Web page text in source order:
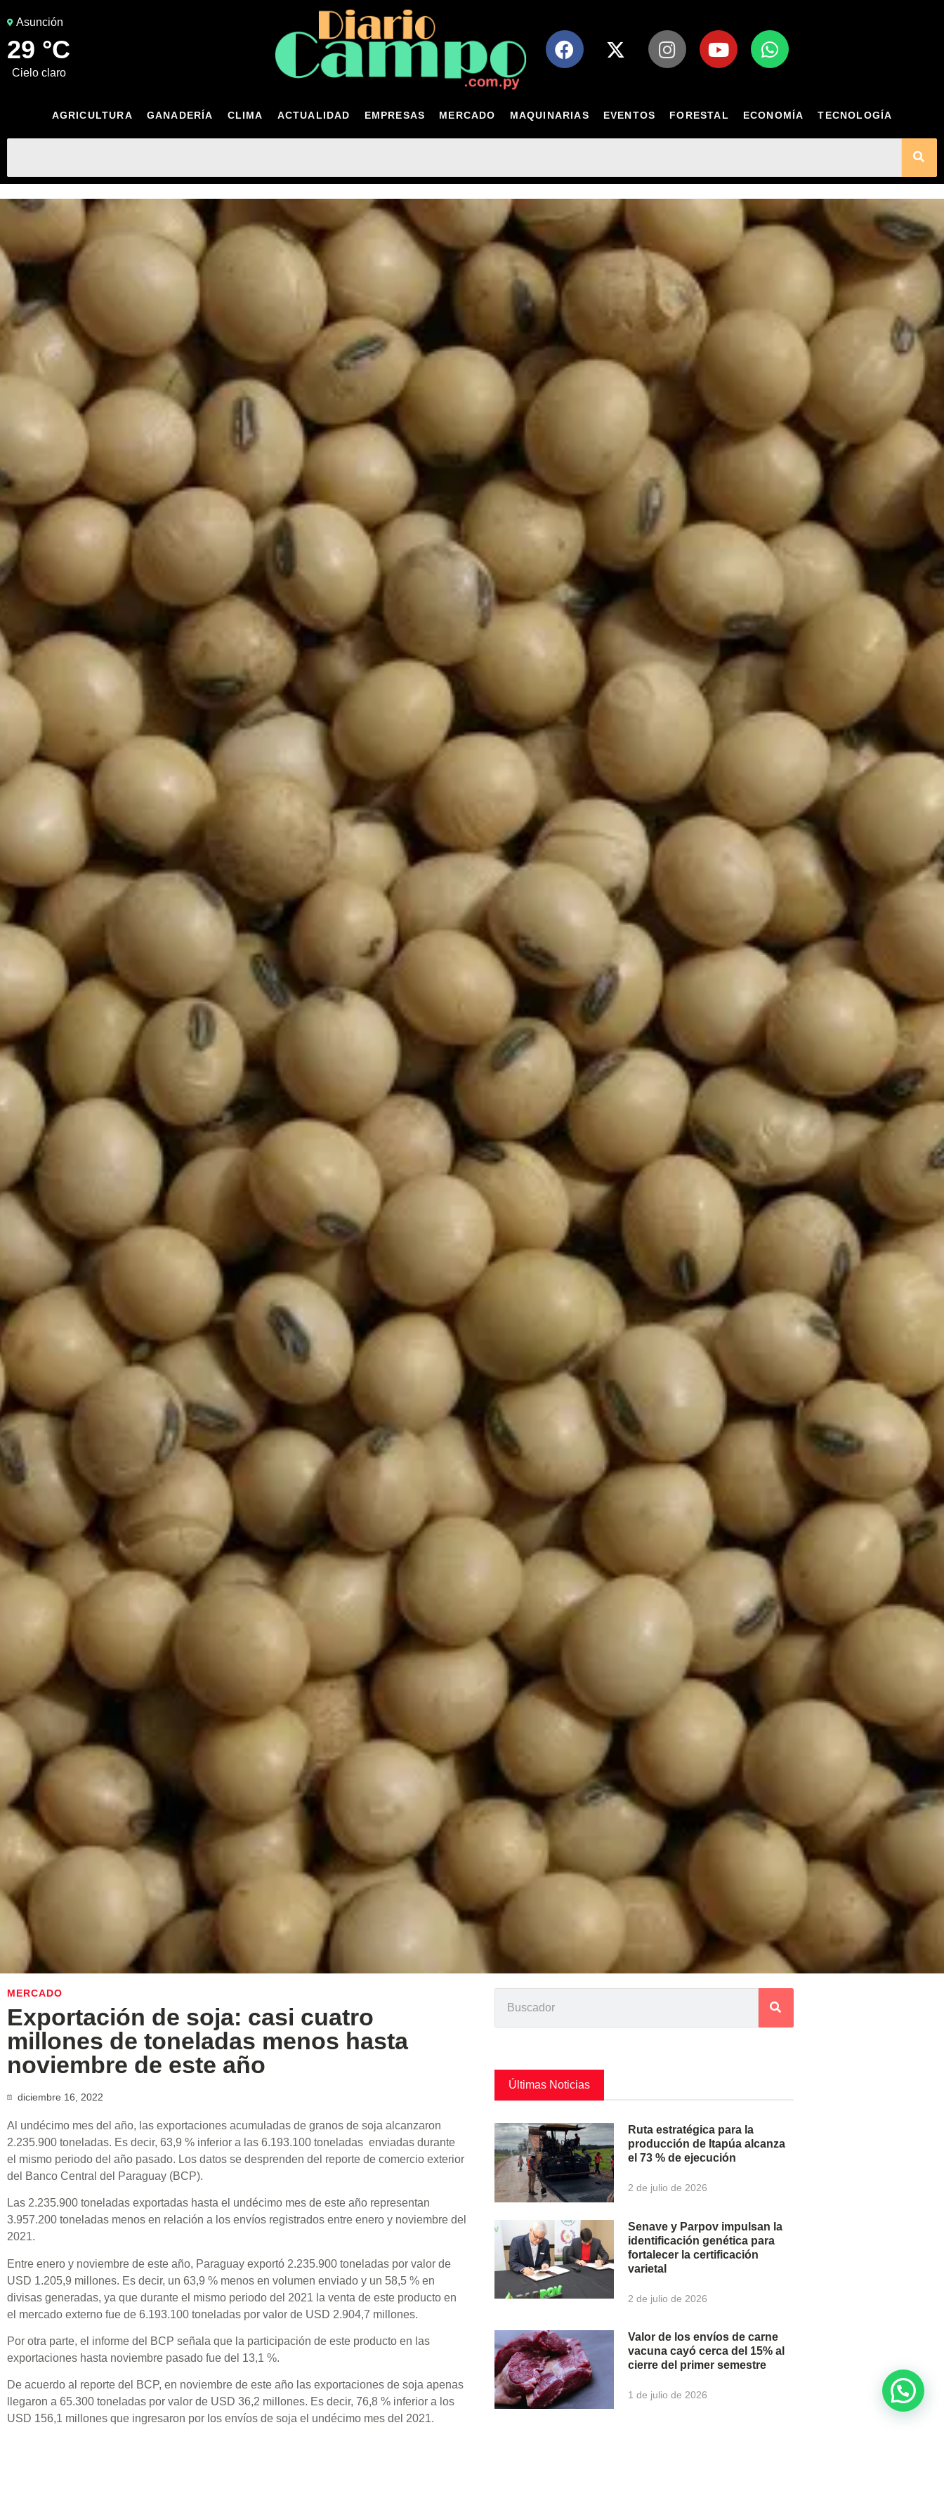
Asunción
29 °C
cielo claro
AGRICULTURA GANADERÍA CLIMA ACTUALIDAD EMPRESAS MERCADO MAQUINARIAS EVENTOS FORESTAL ECONOMÍA TECNOLOGÍA
MERCADO
Exportación de soja: casi cuatro
millones de toneladas menos hasta
noviembre de este año
diciembre 16, 2022
Al undécimo mes del año, las exportaciones acumuladas de granos de soja alcanzaron
2.235.900 toneladas. Es decir, 63,9 % inferior a las 6.193.100 toneladas enviadas durante
el mismo periodo del año pasado. Los datos se desprenden del reporte de comercio exterior
del Banco Central del Paraguay (BCP).
Las 2.235.900 toneladas exportadas hasta el undécimo mes de este año representan
3.957.200 toneladas menos en relación a los envíos registrados entre enero y noviembre del
2021.
Entre enero y noviembre de este año, Paraguay exportó 2.235.900 toneladas por valor de
USD 1.205,9 millones. Es decir, un 63,9 % menos en volumen enviado y un 58,5 % en
divisas generadas, ya que durante el mismo periodo del 2021 la venta de este producto en
el mercado externo fue de 6.193.100 toneladas por valor de USD 2.904,7 millones.
Por otra parte, el informe del BCP señala que la participación de este producto en las
exportaciones hasta noviembre pasado fue del 13,1 %.
De acuerdo al reporte del BCP, en noviembre de este año las exportaciones de soja apenas
llegaron a 65.300 toneladas por valor de USD 36,2 millones. Es decir, 76,8 % inferior a los
USD 156,1 millones que ingresaron por los envíos de soja el undécimo mes del 2021.
Últimas Noticias
Ruta estratégica para la
producción de Itapúa alcanza
el 73 % de ejecución
2 de julio de 2026
Senave y Parpov impulsan la
identificación genética para
fortalecer la certificación
varietal
2 de julio de 2026
Valor de los envíos de carne
vacuna cayó cerca del 15% al
cierre del primer semestre
1 de julio de 2026